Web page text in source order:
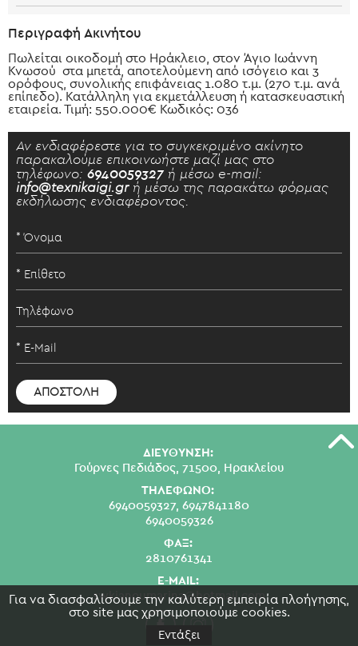
Για να διασφαλίσουμε την καλύτερη εμπειρία πλοήγησης,
στο site μας χρησιμοποιούμε cookies.
Εντάξει
Περιγραφή Ακινήτου
Πωλείται οικοδομή στο Ηράκλειο, στον Άγιο Ιωάννη
Κνωσού στα μπετά, αποτελούμενη από ισόγειο και 3
ορόφους, συνολικής επιφάνειας 1.080 τ.μ. (270 τ.μ. ανά
επίπεδο). Κατάλληλη για εκμετάλλευση ή κατασκευαστική
εταιρεία. Τιμή: 550.000€ Κωδικός: 036
Αν ενδιαφέρεστε για το συγκεκριμένο ακίνητο
παρακαλούμε επικοινωήστε μαζί μας στο
τηλέφωνο: 6940059327 ή μέσω e-mail:
info@texnikaigi.grή μέσω της παρακάτω φόρμας
εκδήλωσης ενδιαφέροντος.
ΔΙΕΥΘΥΝΣΗ:
Γούρνες Πεδιάδος, 71500, Ηρακλείου
ΤΗΛΕΦΩΝΟ:
6940059327, 6947841180
6940059326
ΦΑΞ:
2810761341
E-MAIL:
swkianoumarina@hotmail.com